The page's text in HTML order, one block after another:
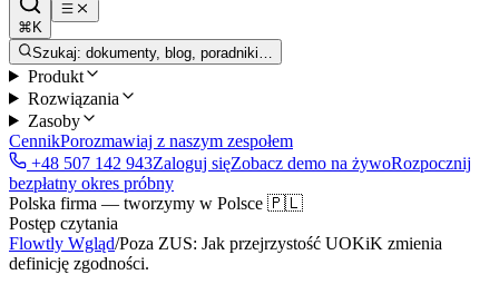
⌘K
Szukaj: dokumenty, blog, poradniki…
Produkt
Rozwiązania
Zasoby
CennikPorozmawiaj z naszym zespołem
+48 507 142 943Zaloguj sięZobacz demo na żywoRozpocznij
bezpłatny okres próbny
Polska firma — tworzymy w Polsce 🇵🇱
Postęp czytania
Flowtly Wgląd/Poza ZUS: Jak przejrzystość UOKiK zmienia
definicję zgodności.